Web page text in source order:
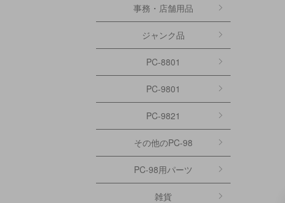
事務・店舗用品
ジャンク品
PC-8801
PC-9801
PC-9821
その他のPC-98
PC-98用パーツ
雑貨